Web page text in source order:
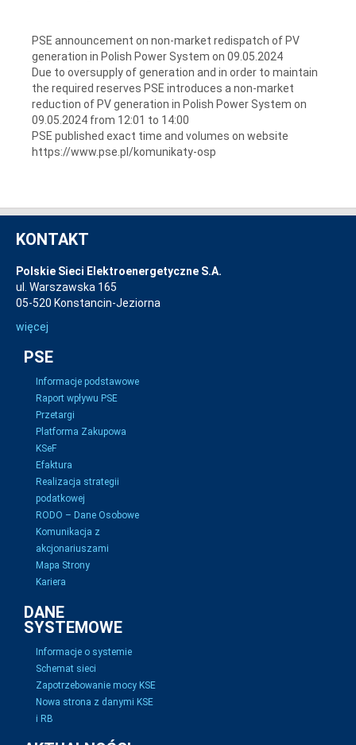
PSE announcement on non-market redispatch of PV
generation in Polish Power System on 09.05.2024
Due to oversupply of generation and in order to maintain
the required reserves PSE introduces a non-market
reduction of PV generation in Polish Power System on
09.05.2024 from 12:01 to 14:00
PSE published exact time and volumes on website
https://www.pse.pl/komunikaty-osp
KONTAKT
Polskie Sieci Elektroenergetyczne S.A.
ul. Warszawska 165
05-520 Konstancin-Jeziorna
więcej
PSE
Informacje podstawowe
Raport wpływu PSE
Przetargi
Platforma Zakupowa
KSeF
Efaktura
Realizacja strategii
podatkowej
RODO – Dane Osobowe
Komunikacja z
akcjonariuszami
Mapa Strony
Kariera
DANE
SYSTEMOWE
Informacje o systemie
Schemat sieci
Zapotrzebowanie mocy KSE
Nowa strona z danymi KSE
i RB